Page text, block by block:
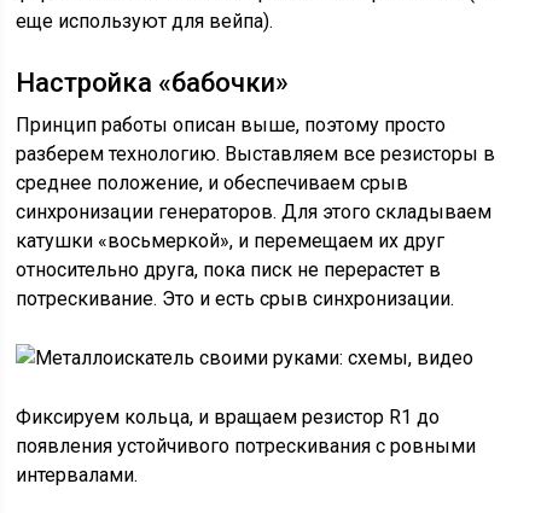
еще используют для вейпа).
Настройка «бабочки»
Принцип работы описан выше, поэтому просто
разберем технологию. Выставляем все резисторы в
среднее положение, и обеспечиваем срыв
синхронизации генераторов. Для этого складываем
катушки «восьмеркой», и перемещаем их друг
относительно друга, пока писк не перерастет в
потрескивание. Это и есть срыв синхронизации.
Фиксируем кольца, и вращаем резистор R1 до
появления устойчивого потрескивания с ровными
интервалами.